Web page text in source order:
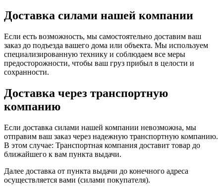
Доставка силами нашей компании
Если есть возможность, мы самостоятельно доставим ваш
заказ до подъезда вашего дома или объекта. Мы используем
специализированную технику и соблюдаем все меры
предосторожности, чтобы ваш груз прибыл в целости и
сохранности.
Доставка через транспортную
компанию
Если доставка силами нашей компании невозможна, мы
отправим ваш заказ через надежную транспортную компанию.
В этом случае: Транспортная компания доставит товар до
ближайшего к вам пункта выдачи.
Далее доставка от пункта выдачи до конечного адреса
осуществляется вами (силами покупателя).